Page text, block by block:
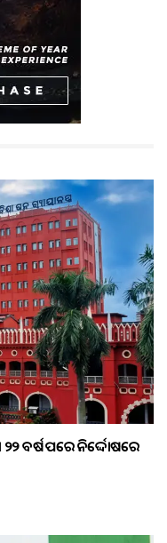
୨୨ ବର୍ଷ ପରେ ନିର୍ଦ୍ଦୋଷରେ